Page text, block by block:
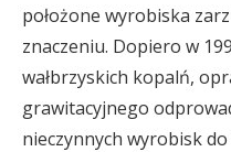
położone wyrobiska
znaczeniu. Dopiero w
wałbrzyskich kopalń,
grawitacyjnego
nieczynnych wyrobisk do